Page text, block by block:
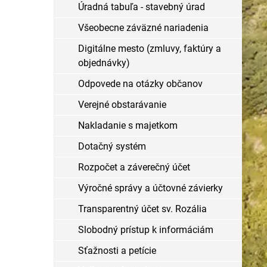
Úradná tabuľa - stavebný úrad
Všeobecne záväzné nariadenia
Digitálne mesto (zmluvy, faktúry a
objednávky)
Odpovede na otázky občanov
Verejné obstarávanie
Nakladanie s majetkom
Dotačný systém
Rozpočet a záverečný účet
Výročné správy a účtovné závierky
Transparentný účet sv. Rozália
Slobodný prístup k informáciám
Sťažnosti a petície